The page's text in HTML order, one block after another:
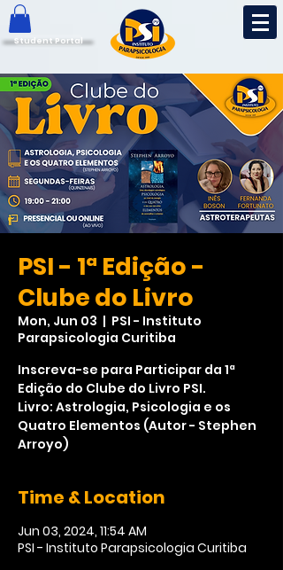
Student Portal
PSI - 1ª Edição -
Clube do Livro
Mon, Jun 03
  |
PSI - Instituto
Parapsicologia Curitiba
Inscreva-se para Participar da 1ª
Edição do Clube do Livro PSI.
Livro: Astrologia, Psicologia e os
Quatro Elementos (Autor - Stephen
Arroyo)
Time & Location
Jun 03, 2024, 11:54 AM
PSI - Instituto Parapsicologia Curitiba